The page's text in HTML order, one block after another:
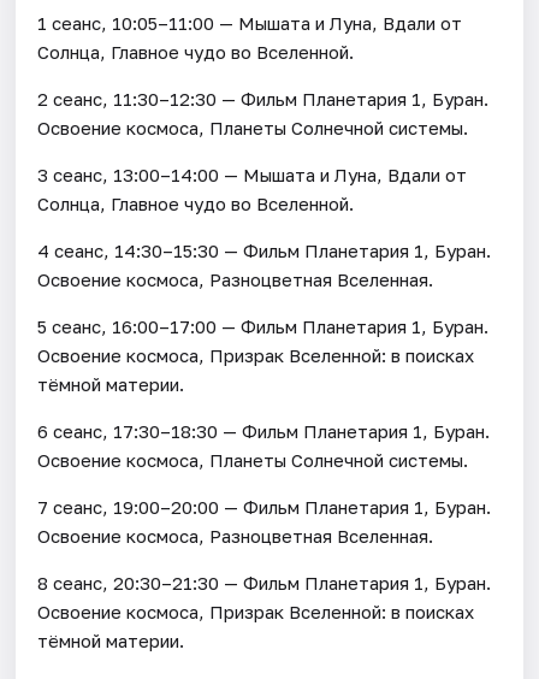
1 сеанс, 10:05–11:00 — Мышата и Луна, Вдали от
Солнца, Главное чудо во Вселенной.
2 сеанс, 11:30–12:30 — Фильм Планетария 1, Буран.
Освоение космоса, Планеты Солнечной системы.
3 сеанс, 13:00–14:00 — Мышата и Луна, Вдали от
Солнца, Главное чудо во Вселенной.
4 сеанс, 14:30–15:30 — Фильм Планетария 1, Буран.
Освоение космоса, Разноцветная Вселенная.
5 сеанс, 16:00–17:00 — Фильм Планетария 1, Буран.
Освоение космоса, Призрак Вселенной: в поисках
тёмной материи.
6 сеанс, 17:30–18:30 — Фильм Планетария 1, Буран.
Освоение космоса, Планеты Солнечной системы.
7 сеанс, 19:00–20:00 — Фильм Планетария 1, Буран.
Освоение космоса, Разноцветная Вселенная.
8 сеанс, 20:30–21:30 — Фильм Планетария 1, Буран.
Освоение космоса, Призрак Вселенной: в поисках
тёмной материи.